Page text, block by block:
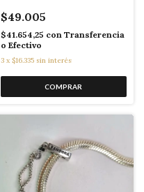
$49.005
$41.654,25 con Transferencia
o Efectivo
3 x $16.335 sin interés